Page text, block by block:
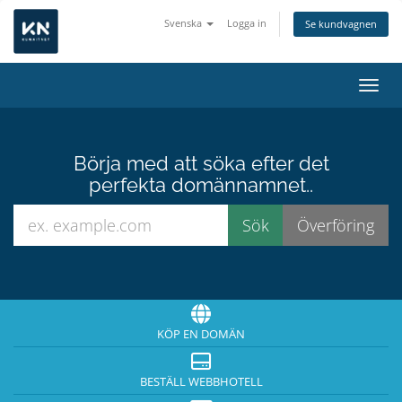
Svenska Logga in Se kundvagnen
Börja med att söka efter det
perfekta domännamnet..
KÖP EN DOMÄN
BESTÄLL WEBBHOTELL